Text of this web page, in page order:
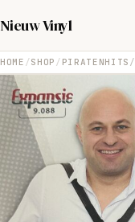
Nieuw Vinyl
HOME SHOP PIRATENHITS